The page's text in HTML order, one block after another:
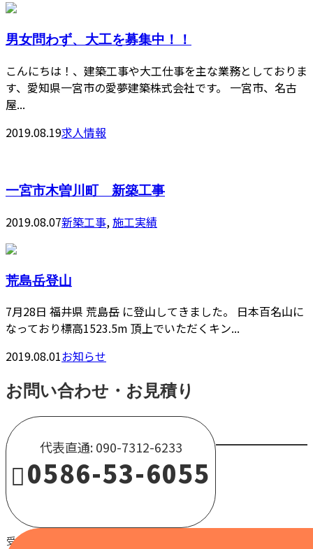
男女問わず、大工を募集中！！
こんにちは！、建築工事や大工仕事を主な業務としておりま
す、愛知県一宮市の愛夢建築株式会社です。 一宮市、名古
屋...
2019.08.19求人情報
一宮市木曽川町 新築工事
2019.08.07新築工事,施工実績
荒島岳登山
7月28日 福井県 荒島岳 に登山してきました。 日本百名山に
なっており標高1523.5m 頂上でいただくキン...
2019.08.01お知らせ
お問い合わせ・お見積り
代表直通: 090-7312-6233
0586-53-6055
受付 / 8:00～18:00 【営業電話固くお断り】